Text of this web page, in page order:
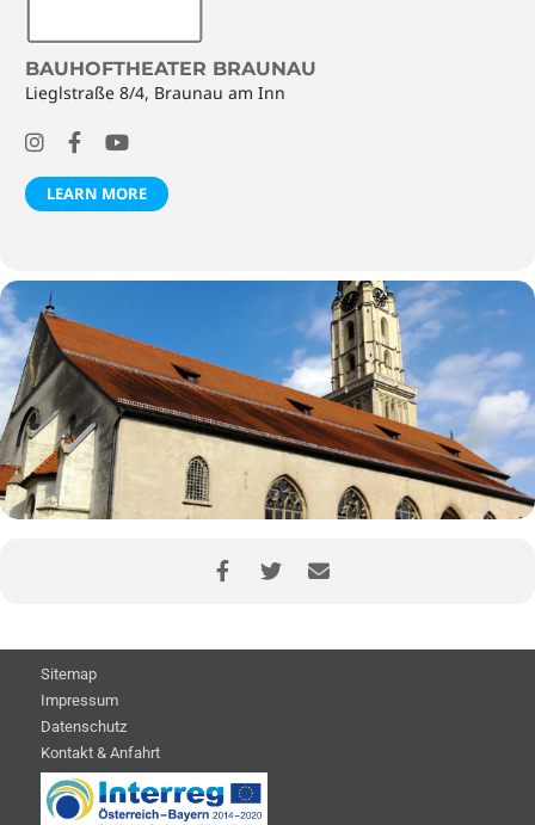
BAUHOFTHEATER BRAUNAU
Lieglstraße 8/4, Braunau am Inn
LEARN MORE
Sitemap
Impressum
Datenschutz
Kontakt & Anfahrt